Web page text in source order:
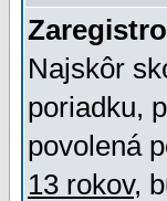
Najskôr
poriadku,
povolená
13 rokov,